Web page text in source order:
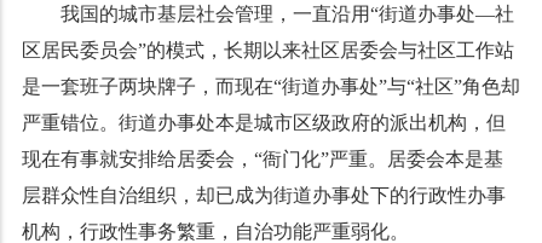
我国的城市基层社会管理，一直沿用“街道办事处—社
区居民委员会”的模式，长期以来社区居委会与社区工作站
是一套班子两块牌子，而现在“街道办事处”与“社区”角色却
严重错位。街道办事处本是城市区级政府的派出机构，但
现在有事就安排给居委会，“衙门化”严重。居委会本是基
层群众性自治组织，却已成为街道办事处下的行政性办事
机构，行政性事务繁重，自治功能严重弱化。